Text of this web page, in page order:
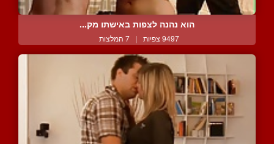
הוא נהנה לצפות באישתו מק...
9497 צפיות | 7 המלצות